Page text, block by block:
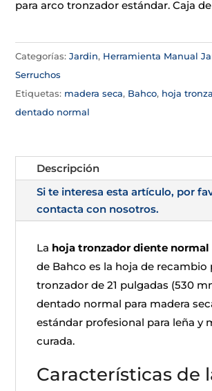
para arco tronzador estándar. Caja de
Categorías:Jardin, Herramienta Manual
Serruchos
Etiquetas: madera seca, Bahco, hoja
dentado normal
Descripción
Si te interesa esta artículo, por
contacta con nosotros.
La hoja tronzador diente normal
de Bahco es la hoja de recambio
tronzador de 21 pulgadas (530
dentado normal para madera
estándar profesional para leña y
curada.
Características de